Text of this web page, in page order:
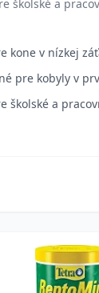
školské a
kone v nízkej
pre kobyly v
školské a